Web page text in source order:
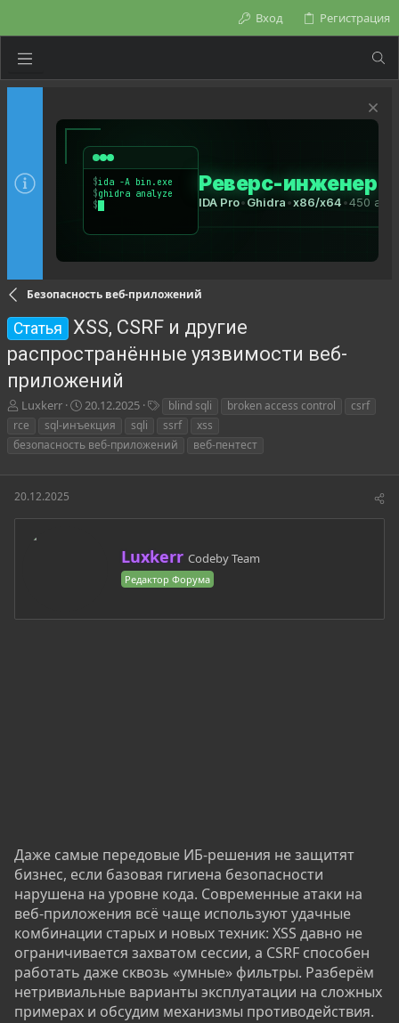
Вход Регистрация
Безопасность веб-приложений
Статья
XSS, CSRF и другие
распространённые уязвимости веб-
приложений
А
в
о
е
м
Luxkerr
Д
а
а
а
20.12.2025
е
и
blind sqli broken access control
csrf
rce
sql-инъекция sqli ssrf
xss
безопасность веб-приложений
веб-пентест
20.12.2025
А
в
т
р
Luxkerr Codeby Team
Редактор Форума
Даже самые передовые ИБ-решения не защитят
бизнес, если базовая гигиена безопасности
нарушена на уровне кода. Современные атаки на
веб-приложения всё чаще используют удачные
комбинации старых и новых техник: XSS давно не
ограничивается захватом сессии, а CSRF способен
работать даже сквозь «умные» фильтры. Разберём
нетривиальные варианты эксплуатации на сложных
примерах и обсудим механизмы противодействия.